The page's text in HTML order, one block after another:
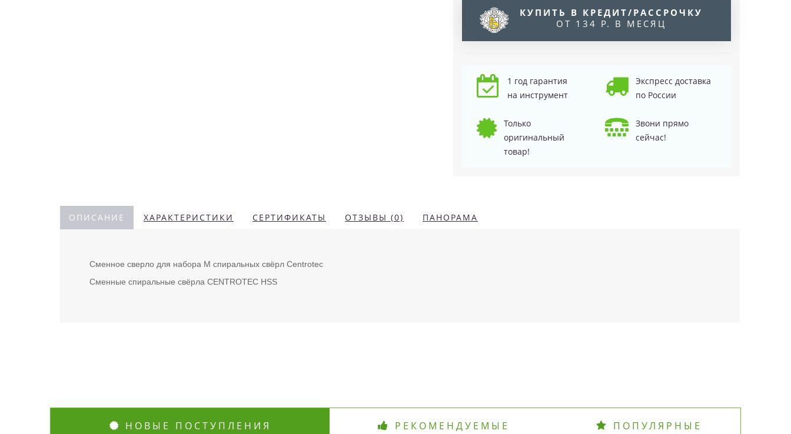
КУПИТЬ В КРЕДИТ/РАССРОЧКУ
ОТ 134 Р. В МЕСЯЦ
1 год гарантия
на инструмент
Экспресс доставка
по России
Только
оригинальный
товар!
Звони прямо
сейчас!
ОПИСАНИЕ ХАРАКТЕРИСТИКИ СЕРТИФИКАТЫ ОТЗЫВЫ (0) ПАНОРАМА
Сменное сверло для набора M спиральных свёрл Centrotec
Сменные спиральные свёрла CENTROTEC HSS
НОВЫЕ ПОСТУПЛЕНИЯ РЕКОМЕНДУЕМЫЕ ПОПУЛЯРНЫЕ